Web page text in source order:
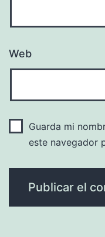
Web
Guarda mi
este navegador